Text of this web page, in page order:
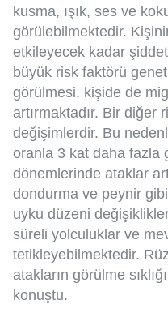
kusma, ışık, ses ve
görülebilmektedir.
etkileyecek kadar
büyük risk faktörü
görülmesi, kişide de
artırmaktadır. Bir diğer
değişimlerdir. Bu
oranla 3 kat daha fazla
dönemlerinde ataklar
dondurma ve peynir
uyku düzeni
süreli yolculuklar ve
tetikleyebilmektedir.
atakların görülme
konuştu.